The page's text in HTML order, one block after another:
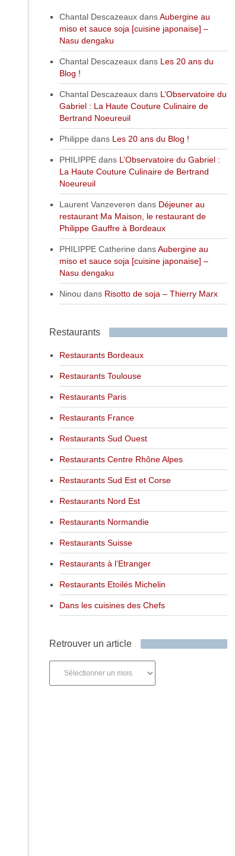
Chantal DescazeauxdansAubergine au
miso et sauce soja [cuisine japonaise] –
Nasu dengaku
Chantal Descazeauxdans Les 20 ans du
Blog !
Chantal Descazeauxdans L’Observatoire du
Gabriel : La Haute Couture Culinaire de
Bertrand Noeureuil
Philippe dans Les 20 ans du Blog !
PHILIPPEdans L’Observatoire du Gabriel :
La Haute Couture Culinaire de Bertrand
Noeureuil
Laurent Vanzeveren dans Déjeuner au
restaurant Ma Maison, le restaurant de
Philippe Gauffre à Bordeaux
PHILIPPE Catherine dansAubergine au
miso et sauce soja [cuisine japonaise] –
Nasu dengaku
Ninou dans Risotto de soja – Thierry Marx
Restaurants
Restaurants Bordeaux
Restaurants Toulouse
Restaurants Paris
Restaurants France
Restaurants Sud Ouest
Restaurants Centre Rhône Alpes
Restaurants Sud Est et Corse
Restaurants Nord Est
Restaurants Normandie
Restaurants Suisse
Restaurants à l’Etranger
Restaurants Etoilés Michelin
Dans les cuisines des Chefs
Retrouver un article